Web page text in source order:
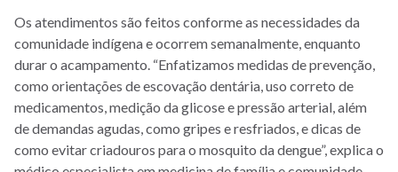
Os atendimentos são feitos conforme as necessidades da
comunidade indígena e ocorrem semanalmente, enquanto
durar o acampamento. “Enfatizamos medidas de prevenção,
como orientações de escovação dentária, uso correto de
medicamentos, medição da glicose e pressão arterial, além
de demandas agudas, como gripes e resfriados, e dicas de
como evitar criadouros para o mosquito da dengue”, explica o